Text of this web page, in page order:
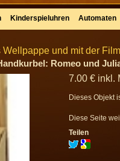
Kinderspieluhren Automaten
und mit der
Romeo und
7.00 € inkl.
Dieses Objekt
Diese Seite
Teilen